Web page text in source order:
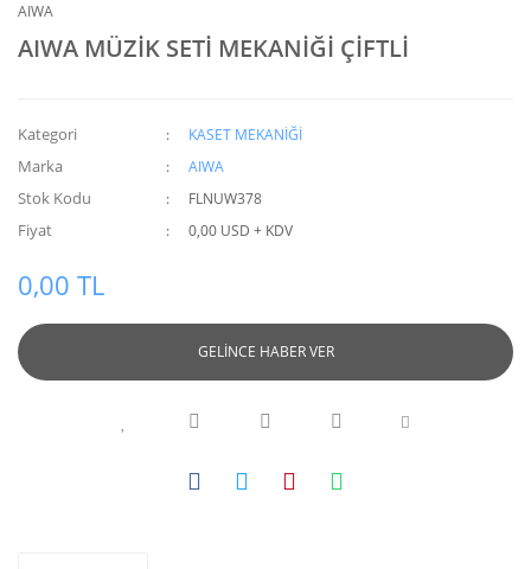
AIWA
AIWA MÜZİK SETİ MEKANİĞİ ÇİFTLİ
Kategori KASET MEKANİĞİ
Marka AIWA
Stok Kodu FLNUW378
Fiyat 0,00 USD + KDV
0,00 TL
GELİNCE HABER VER